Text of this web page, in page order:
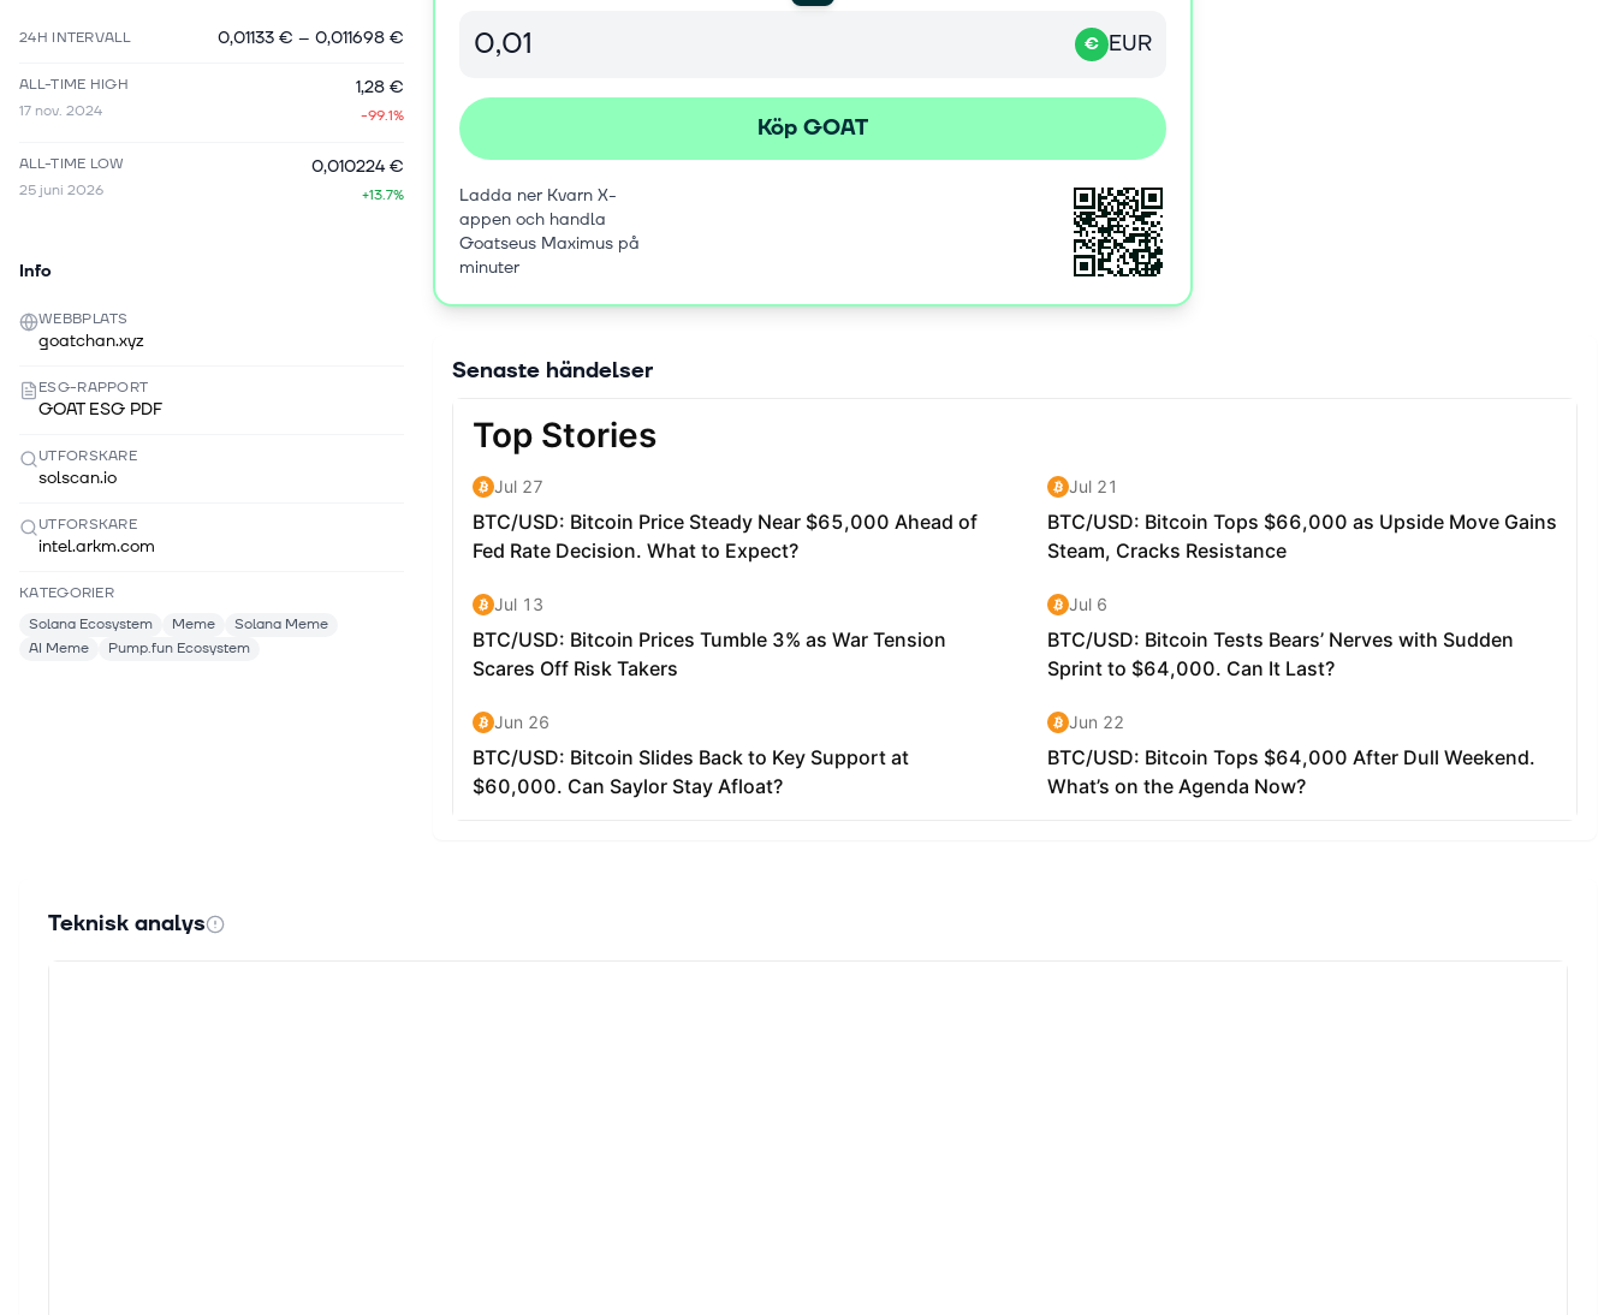
24H INTERVALL 0,01133 € – 0,011698 €
ALL-TIME HIGH
17 nov. 2024
1,28 €
-99.1%
ALL-TIME LOW
25 juni 2026
0,010224 €
+13.7%
Info
WEBBPLATS
goatchan.xyz
ESG-RAPPORT
GOAT ESG PDF
UTFORSKARE
solscan.io
UTFORSKARE
intel.arkm.com
KATEGORIER
Solana Ecosystem
Meme
Solana Meme
AI Meme
Pump.fun Ecosystem
€ EUR
Köp GOAT
Ladda ner Kvarn X-
appen och handla
Goatseus Maximus på
minuter
Senaste händelser
Teknisk analys